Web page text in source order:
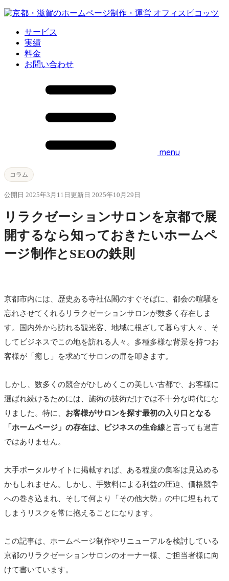
サービス
実績
料金
お問い合わせ
menu
コラム
公開日 2025年3月11日 更新日 2025年10月29日
リラクゼーションサロンを京都で展
開するなら知っておきたいホームペ
ージ制作とSEOの鉄則
京都市内には、歴史ある寺社仏閣のすぐそばに、都会の喧騒を
忘れさせてくれるリラクゼーションサロンが数多く存在しま
す。国内外から訪れる観光客、地域に根ざして暮らす人々、そ
してビジネスでこの地を訪れる人々。多種多様な背景を持つお
客様が「癒し」を求めてサロンの扉を叩きます。
しかし、数多くの競合がひしめくこの美しい古都で、お客様に
選ばれ続けるためには、施術の技術だけでは不十分な時代にな
りました。特に、 お客様がサロンを探す最初の入り口となる
「ホームページ」の存在は、ビジネスの生命線と言っても過言
ではありません。
大手ポータルサイトに掲載すれば、ある程度の集客は見込める
かもしれません。しかし、手数料による利益の圧迫、価格競争
への巻き込まれ、そして何より「その他大勢」の中に埋もれて
しまうリスクを常に抱えることになります。
この記事は、ホームページ制作やリニューアルを検討している
京都のリラクゼーションサロンのオーナー様、ご担当者様に向
けて書いています。